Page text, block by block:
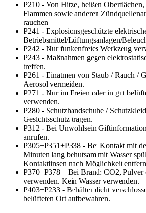
P210 - Von Hitze, heißen
Flammen sowie anderen
rauchen.
P241 - Explosionsgeschützte
Betriebsmittel/Lüftungsanlagen/
P242 - Nur funkenfreies Werkzeug
P243 - Maßnahmen gegen
treffen.
P261 - Einatmen von Staub / Rauch /
Aerosol vermeiden.
P271 - Nur im Freien oder in gut
verwenden.
P280 - Schutzhandschuhe /
Gesichtsschutz tragen.
P312 - Bei Unwohlsein
anrufen.
P305+P351+P338 - Bei Kontakt mit
Minuten lang behutsam mit Wasser
Kontaktlinsen nach Möglichkeit
P370+P378 – Bei Brand: CO2, Pulver
verwenden. Kein Wasser verwenden.
P403+P233 - Behälter dicht
belüfteten Ort aufbewahren.